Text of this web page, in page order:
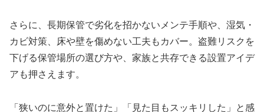
さらに、長期保管で劣化を招かないメンテ手順や、湿気・
カビ対策、床や壁を傷めない工夫もカバー。盗難リスクを
下げる保管場所の選び方や、家族と共存できる設置アイデ
アも押さえます。
「狭いのに意外と置けた」「見た目もスッキリした」と感